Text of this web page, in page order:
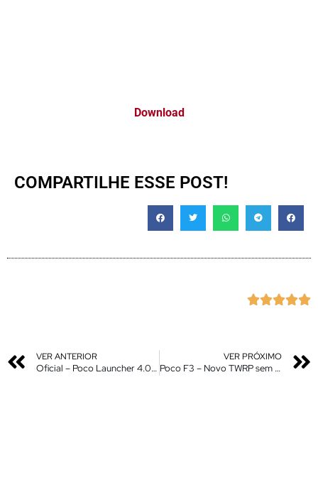
Download
COMPARTILHE ESSE POST!

VER ANTERIOR
Oficial – Poco Launcher 4.0 Miui 13 – Nova Atualização – Instale Agora
VER PRÓXIMO
Poco F3 – Novo TWRP sem Criptografia e comaptível com Android 12